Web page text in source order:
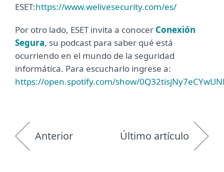
ESET:https://www.welivesecurity.com/es/
Por otro lado, ESET invita a conocer Conexión
Segura, su podcast para saber qué está
ocurriendo en el mundo de la seguridad
informática. Para escucharlo ingrese a:
https://open.spotify.com/show/
Anterior Último artículo